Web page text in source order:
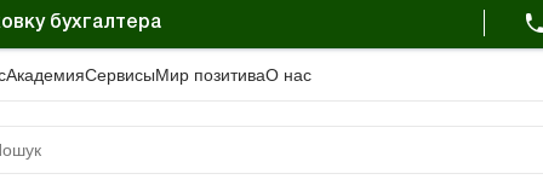
бухгалтера
АкадемияСервисыМир позитиваО нас